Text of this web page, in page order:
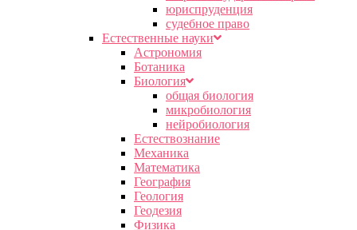
юриспруденция
судебное право
Естественные науки
Астрономия
Ботаника
Биология
общая биология
микробиология
нейробиология
Естествознание
Механика
Математика
География
Геология
Геодезия
Физика